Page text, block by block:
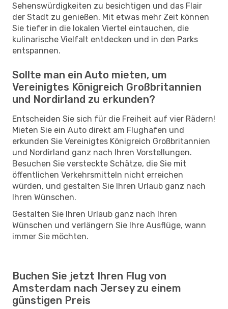
Sehenswürdigkeiten zu besichtigen und das Flair
der Stadt zu genießen. Mit etwas mehr Zeit können
Sie tiefer in die lokalen Viertel eintauchen, die
kulinarische Vielfalt entdecken und in den Parks
entspannen.
Sollte man ein Auto mieten, um
Vereinigtes Königreich Großbritannien
und Nordirland zu erkunden?
Entscheiden Sie sich für die Freiheit auf vier Rädern!
Mieten Sie ein Auto direkt am Flughafen und
erkunden Sie Vereinigtes Königreich Großbritannien
und Nordirland ganz nach Ihren Vorstellungen.
Besuchen Sie versteckte Schätze, die Sie mit
öffentlichen Verkehrsmitteln nicht erreichen
würden, und gestalten Sie Ihren Urlaub ganz nach
Ihren Wünschen.
Gestalten Sie Ihren Urlaub ganz nach Ihren
Wünschen und verlängern Sie Ihre Ausflüge, wann
immer Sie möchten.
Buchen Sie jetzt Ihren Flug von
Amsterdam nach Jersey zu einem
günstigen Preis